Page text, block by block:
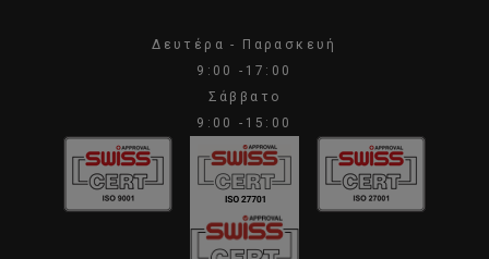
Δευτέρα - Παρασκευή
9:00 -17:00
Σάββατο
9:00 -15:00